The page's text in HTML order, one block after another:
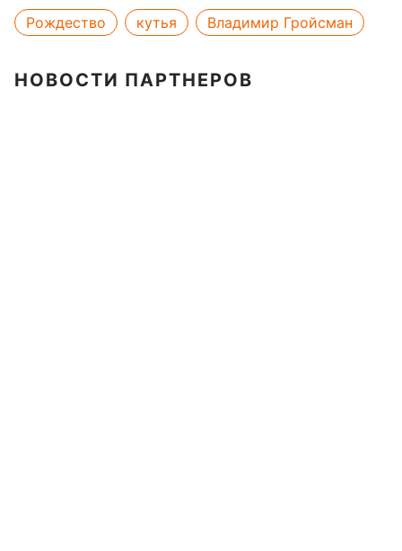
Рождество кутья Владимир Гройсман
НОВОСТИ ПАРТНЕРОВ